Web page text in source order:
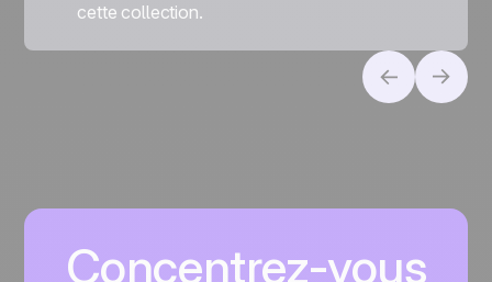
cette collection.
Concentrez-vous